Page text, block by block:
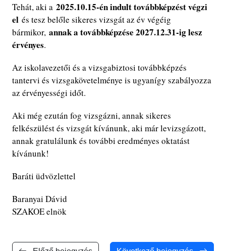
Tehát, aki a 2025.10.15-én indult továbbképzést végzi
el és tesz belőle sikeres vizsgát az év végéig
bármikor, annak a továbbképzése 2027.12.31-ig lesz
érvényes.
Az iskolavezetői és a vizsgabiztosi továbbképzés
tantervi és vizsgakövetelménye is ugyanígy szabályozza
az érvényességi időt.
Aki még ezután fog vizsgázni, annak sikeres
felkészülést és vizsgát kívánunk, aki már levizsgázott,
annak gratulálunk és további eredményes oktatást
kívánunk!
Baráti üdvözlettel
Baranyai Dávid
SZAKOE elnök